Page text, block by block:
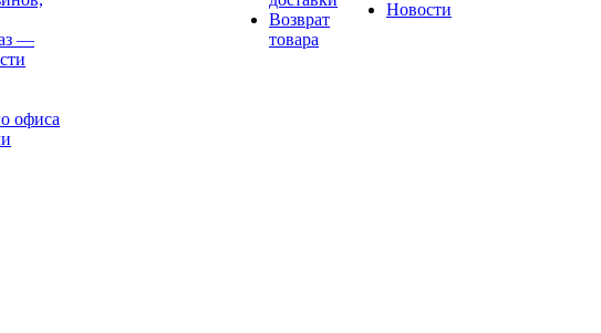
—
офиса
Возврат
товара
Новости